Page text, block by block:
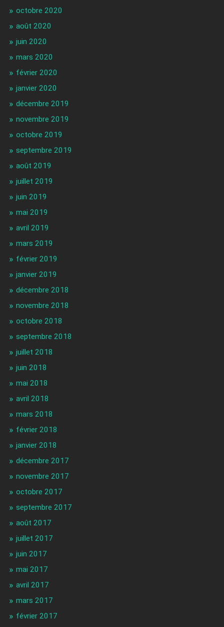
octobre 2020
août 2020
juin 2020
mars 2020
février 2020
janvier 2020
décembre 2019
novembre 2019
octobre 2019
septembre 2019
août 2019
juillet 2019
juin 2019
mai 2019
avril 2019
mars 2019
février 2019
janvier 2019
décembre 2018
novembre 2018
octobre 2018
septembre 2018
juillet 2018
juin 2018
mai 2018
avril 2018
mars 2018
février 2018
janvier 2018
décembre 2017
novembre 2017
octobre 2017
septembre 2017
août 2017
juillet 2017
juin 2017
mai 2017
avril 2017
mars 2017
février 2017